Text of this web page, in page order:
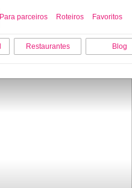
Para parceiros Roteiros Favoritos
Restaurantes Blog